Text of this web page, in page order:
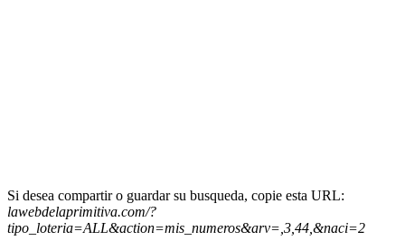
Si desea compartir o guardar su busqueda, copie esta URL:
lawebdelaprimitiva.com/?
tipo_loteria=ALL&action=mis_numeros&arv=,3,44,&naci=2